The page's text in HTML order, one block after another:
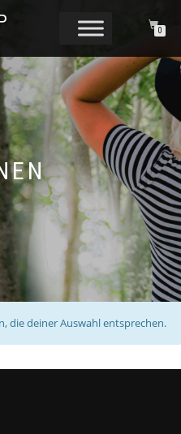
0
die deiner Auswahl entsprechen.